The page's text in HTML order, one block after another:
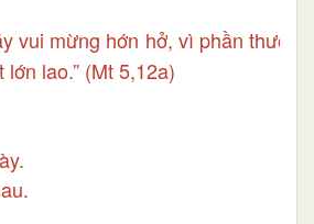
vui mừng hớn hở, vì phần
lao.” (Mt 5,12a)